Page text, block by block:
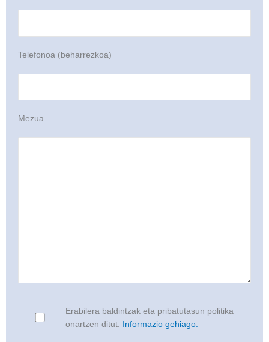
Telefonoa (beharrezkoa)
Mezua
Erabilera baldintzak eta pribatutasun politika
onartzen ditut.
Informazio gehiago.